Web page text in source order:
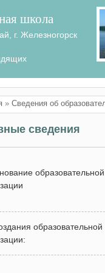
школа
г. Железногорск
» Сведения об
сведения
образовательной
образовательной